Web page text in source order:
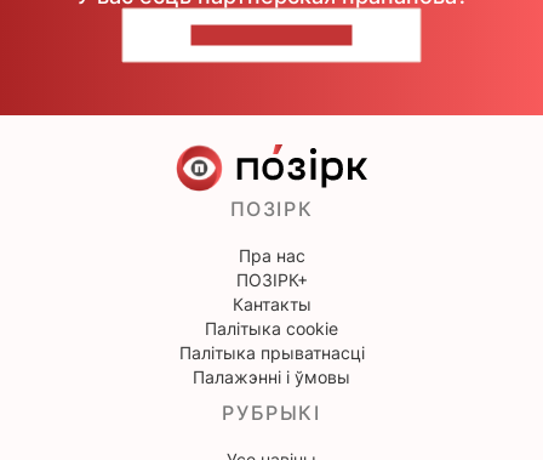
ПОЗІРК
Пра нас
ПОЗІРК+
Кантакты
Палітыка cookie
Палітыка прыватнасці
Палажэнні і ўмовы
РУБРЫКІ